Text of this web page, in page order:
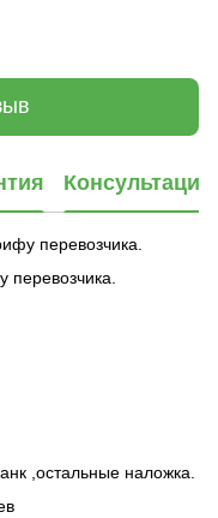
Консультация
перевозчика.
,остальные наложка.